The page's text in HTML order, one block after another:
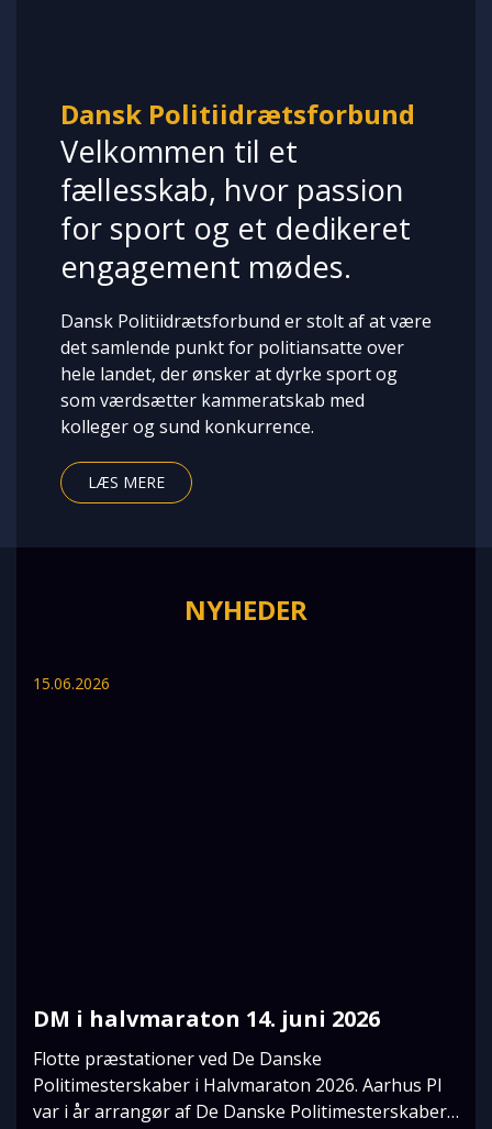
Dansk Politiidrætsforbund
Velkommen til et
fællesskab, hvor passion
for sport og et dedikeret
engagement mødes.
Dansk Politiidrætsforbund er stolt af at være
det samlende punkt for politiansatte over
hele landet, der ønsker at dyrke sport og
som værdsætter kammeratskab med
kolleger og sund konkurrence.
LÆS MERE
NYHEDER
15.06.2026
DM i halvmaraton 14. juni 2026
Flotte præstationer ved De Danske
Politimesterskaber i Halvmaraton 2026. Aarhus PI
var i år arrangør af De Danske Politimesterskaber i